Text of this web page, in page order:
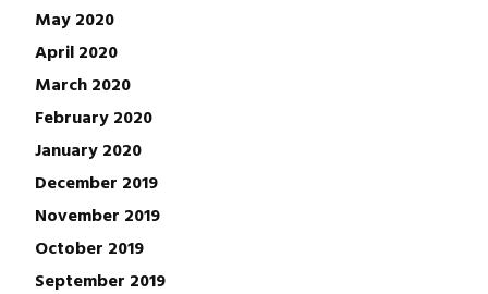
May 2020
April 2020
March 2020
February 2020
January 2020
December 2019
November 2019
October 2019
September 2019